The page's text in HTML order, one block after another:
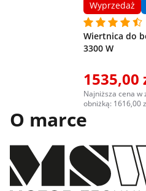
Wyprzedaż
Wiertnica do
3300 W
1535,00
Najniższa cena w
obniżką: 1616,00
O marce